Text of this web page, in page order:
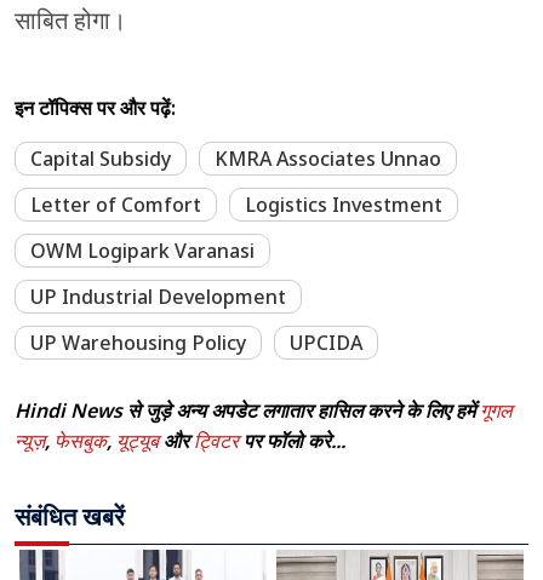
साबित होगा।
इन टॉपिक्स पर और पढ़ें:
Capital Subsidy
KMRA Associates Unnao
Letter of Comfort
Logistics Investment
OWM Logipark Varanasi
UP Industrial Development
UP Warehousing Policy
UPCIDA
Hindi News से जुड़े अन्य अपडेट लगातार हासिल करने के लिए हमेंगूगल
न्यूज़, फेसबुक, यूट्यूबऔरट्विटरपर फॉलो करे...
संबंधित खबरें